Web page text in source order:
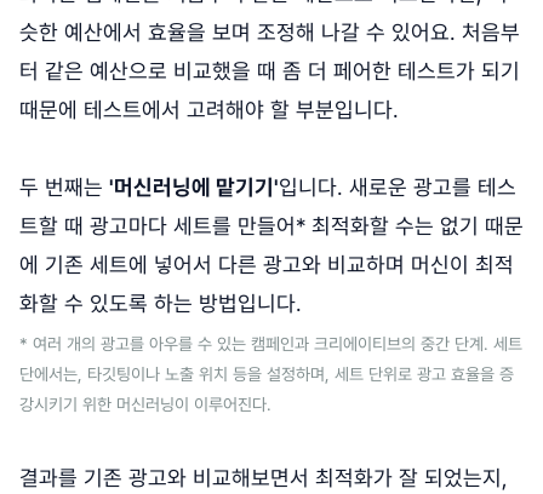
슷한 예산에서 효율을 보며 조정해 나갈 수 있어요. 처음부
터 같은 예산으로 비교했을 때 좀 더 페어한 테스트가 되기
때문에 테스트에서 고려해야 할 부분입니다.
두 번째는 '머신러닝에 맡기기'입니다. 새로운 광고를 테스
트할 때 광고마다 세트를 만들어* 최적화할 수는 없기 때문
에 기존 세트에 넣어서 다른 광고와 비교하며 머신이 최적
화할 수 있도록 하는 방법입니다.
* 여러 개의 광고를 아우를 수 있는 캠페인과 크리에이티브의 중간 단계. 세트
단에서는, 타깃팅이나 노출 위치 등을 설정하며, 세트 단위로 광고 효율을 증
강시키기 위한 머신러닝이 이루어진다.
결과를 기존 광고와 비교해보면서 최적화가 잘 되었는지,